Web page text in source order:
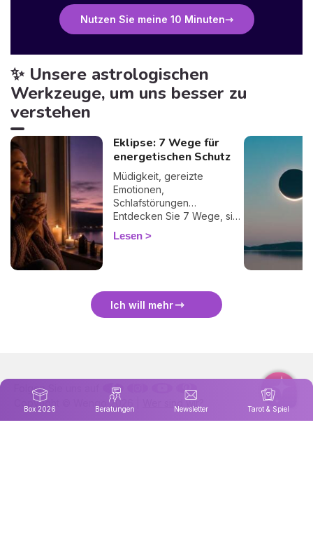
Nutzen Sie meine 10 Minuten
✨ Unsere astrologischen
Werkzeuge, um uns besser zu
verstehen
Eklipse: 7 Wege für
energetischen Schutz
Müdigkeit, gereizte
Emotionen,
Schlafstörungen…
Entdecken Sie 7 Wege, sich
bei einer Finsternis
energetisch zu schützen
Lesen
Ich will mehr
Box 2026 Beratungen Newsletter Tarot & Spiel
Copyright © Wengo 2026 | Wer sind wir?
Folgen Sie uns auf